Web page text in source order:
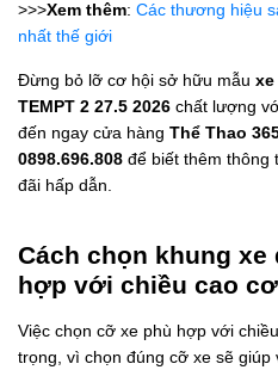
>>>Xem thêm: Các thương hiệu
nhất thế giới
Đừng bỏ lỡ cơ hội sở hữu mẫu xe
TEMPT 2 27.5 2026 chất lượng
đến ngay cửa hàng Thể Thao
0898.696.808 để biết thêm thông
đãi hấp dẫn.
Cách chọn khung xe
hợp với chiều cao
Việc chọn cỡ xe phù hợp với
trọng, vì chọn đúng cỡ xe sẽ